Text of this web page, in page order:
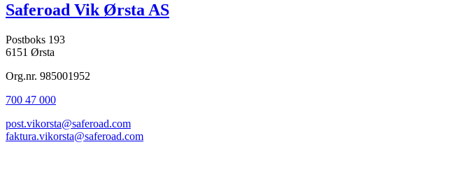
Saferoad Vik Ørsta AS
Postboks 193
6151 Ørsta
Org.nr. 985001952
700 47 000
post.vikorsta@saferoad.com
faktura.vikorsta@saferoad.com